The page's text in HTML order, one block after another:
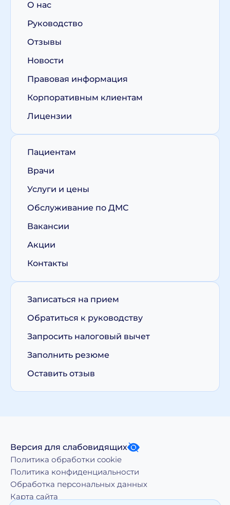
О нас
Руководство
Отзывы
Новости
Правовая информация
Корпоративным клиентам
Лицензии
Пациентам
Врачи
Услуги и цены
Обслуживание по ДМС
Вакансии
Акции
Контакты
Записаться на прием
Обратиться к руководству
Запросить налоговый вычет
Заполнить резюме
Оставить отзыв
Версия для слабовидящих
Политика обработки cookie
Политика конфиденциальности
Обработка персональных данных
Карта сайта